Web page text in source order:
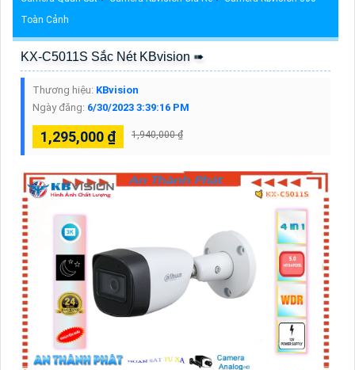
Toàn Cảnh
KX-C5011S Sắc Nét KBvision ➠
Thương hiệu: KBvision
Ngày đăng: 6/30/2023 3:39:16 PM
1,295,000 ₫ 1,940,000 ₫